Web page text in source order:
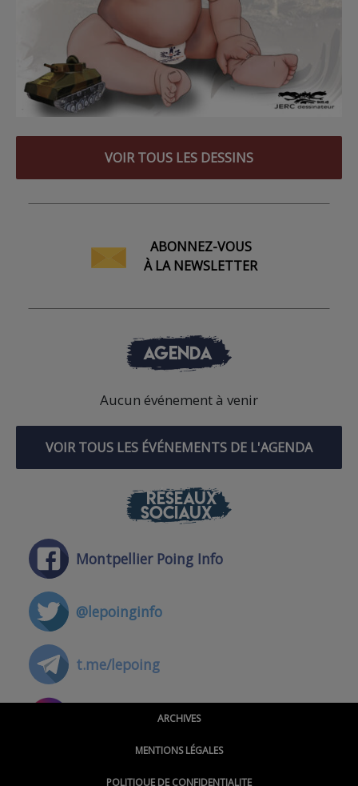
VOIR TOUS LES DESSINS
ABONNEZ-VOUS
À LA NEWSLETTER
AGENDA
Aucun événement à venir
VOIR TOUS LES ÉVÉNEMENTS DE L'AGENDA
RÉSEAUX
SOCIAUX
Montpellier Poing Info
@lepoinginfo
t.me/lepoing
@montpellierpoinginfo
ARCHIVES
MENTIONS LÉGALES
POLITIQUE DE CONFIDENTIALITE